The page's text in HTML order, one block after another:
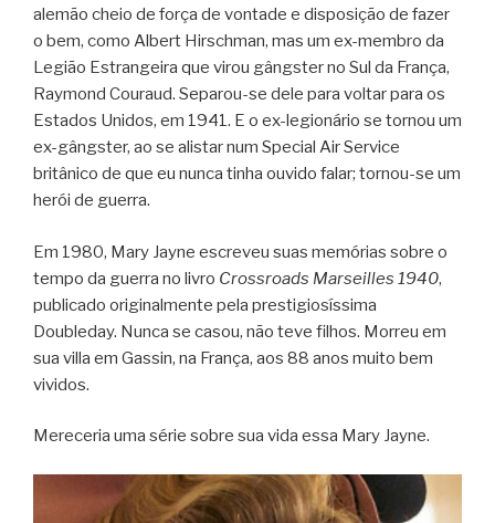
alemão cheio de força de vontade e disposição de fazer
o bem, como Albert Hirschman, mas um ex-membro da
Legião Estrangeira que virou gângster no Sul da França,
Raymond Couraud. Separou-se dele para voltar para os
Estados Unidos, em 1941. E o ex-legionário se tornou um
ex-gângster, ao se alistar num Special Air Service
britânico de que eu nunca tinha ouvido falar; tornou-se um
herói de guerra.
Em 1980, Mary Jayne escreveu suas memórias sobre o
tempo da guerra no livro Crossroads Marseilles 1940,
publicado originalmente pela prestigiosíssima
Doubleday. Nunca se casou, não teve filhos. Morreu em
sua villa em Gassin, na França, aos 88 anos muito bem
vividos.
Mereceria uma série sobre sua vida essa Mary Jayne.